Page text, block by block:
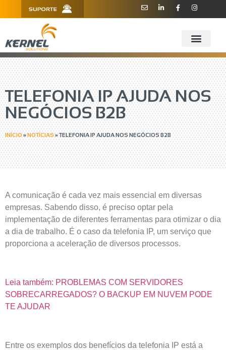
910 - CEP 13208-760 - Jundiaí/SP
TELEFONIA IP AJUDA NOS
NEGÓCIOS B2B
INÍCIO»NOTÍCIAS»TELEFONIA IP AJUDA NOS NEGÓCIOS B2B
A comunicação é cada vez mais essencial em diversas
empresas. Sabendo disso, é preciso optar pela
implementação de diferentes ferramentas para otimizar o dia
a dia de trabalho. É o caso da telefonia IP, um serviço que
proporciona a aceleração de diversos processos.
Leia também: PROBLEMAS COM SERVIDORES
SOBRECARREGADOS? O BACKUP EM NUVEM PODE
TE AJUDAR
Entre os exemplos dos benefícios da telefonia IP está a